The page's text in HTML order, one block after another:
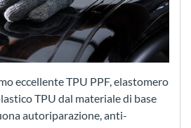
eccellente TPU PPF, elastomero
TPU dal materiale di base
autoriparazione, anti-